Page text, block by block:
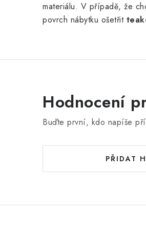
materiálu. V případě, že
povrch nábytku ošetřit
Hodnocení
Buďte první, kdo napíše
PŘIDAT